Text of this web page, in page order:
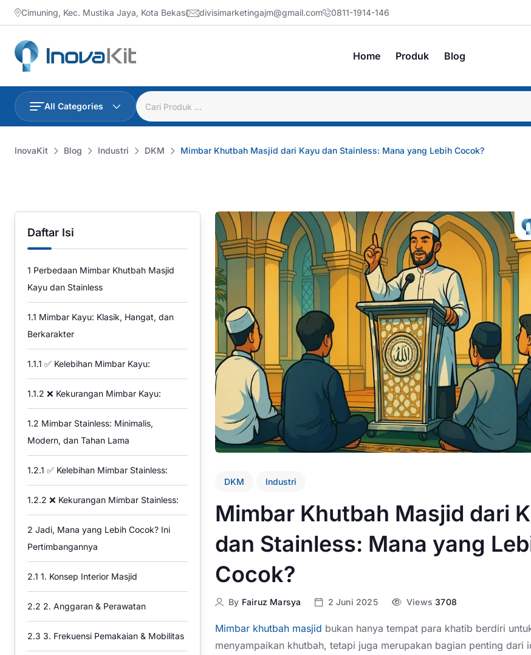
Skip
to
content
Cimuning, Kec. Mustika Jaya, Kota Bekasi divisimarketingajm@gmail.com 0811-1914-146
Home Produk Blog
All Categories
InovaKit Blog Industri DKM Mimbar Khutbah Masjid dari Kayu dan Stainless: Mana yang Lebih Cocok?
Daftar Isi
1 Perbedaan Mimbar Khutbah Masjid
Kayu dan Stainless
1.1 Mimbar Kayu: Klasik, Hangat, dan
Berkarakter
1.1.1 ✅ Kelebihan Mimbar Kayu:
1.1.2 ❌ Kekurangan Mimbar Kayu:
1.2 Mimbar Stainless: Minimalis,
Modern, dan Tahan Lama
1.2.1 ✅ Kelebihan Mimbar Stainless:
1.2.2 ❌ Kekurangan Mimbar Stainless:
2 Jadi, Mana yang Lebih Cocok? Ini
Pertimbangannya
2.1 1. Konsep Interior Masjid
2.2 2. Anggaran & Perawatan
2.3 3. Frekuensi Pemakaian & Mobilitas
DKM Industri
Mimbar Khutbah Masjid dari
dan Stainless: Mana yang
Cocok?
By Fairuz Marsya 2 Juni 2025 Views 3708
Mimbar khutbah masjid bukan hanya tempat para khatib berdiri
menyampaikan khutbah, tetapi juga merupakan bagian penting dari